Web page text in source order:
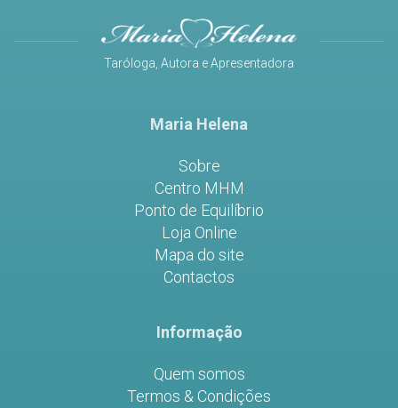
Taróloga, Autora e Apresentadora
Maria Helena
Sobre
Centro MHM
Ponto de Equilíbrio
Loja Online
Mapa do site
Contactos
Informação
Quem somos
Termos & Condições